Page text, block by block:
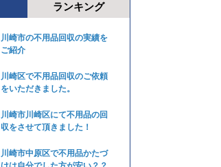
ランキング
川崎市の不用品回収の実績を
ご紹介
川崎区で不用品回収のご依頼
をいただきました。
川崎市川崎区にて不用品の回
収をさせて頂きました！
川崎市中原区で不用品かたづ